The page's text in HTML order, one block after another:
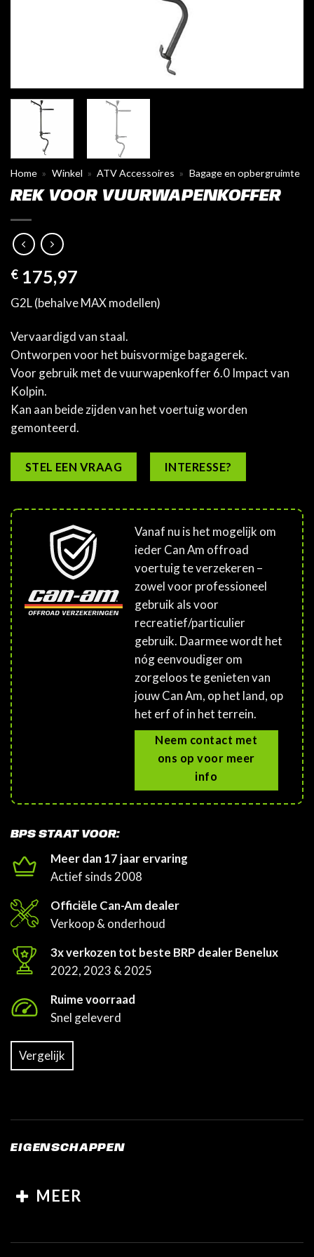
Home » Winkel » ATV Accessoires » Bagage en opbergruimte
REK VOOR VUURWAPENKOFFER
€ 175,97
G2L (behalve MAX modellen)
Vervaardigd van staal.
Ontworpen voor het buisvormige bagagerek.
Voor gebruik met de vuurwapenkoffer 6.0 Impact van
Kolpin.
Kan aan beide zijden van het voertuig worden
gemonteerd.
STEL EEN VRAAG INTERESSE?
Vanaf nu is het mogelijk om
ieder Can Am offroad
voertuig te verzekeren –
zowel voor professioneel
gebruik als voor
recreatief/particulier
gebruik. Daarmee wordt het
nóg eenvoudiger om
zorgeloos te genieten van
jouw Can Am, op het land, op
het erf of in het terrein.
Neem contact met
ons op voor meer
info
BPS STAAT VOOR:
Meer dan 17 jaar ervaring
Actief sinds 2008
Officiële Can-Am dealer
Verkoop & onderhoud
3x verkozen tot beste BRP dealer Benelux
2022, 2023 & 2025
Ruime voorraad
Snel geleverd
Vergelijk
EIGENSCHAPPEN
MEER